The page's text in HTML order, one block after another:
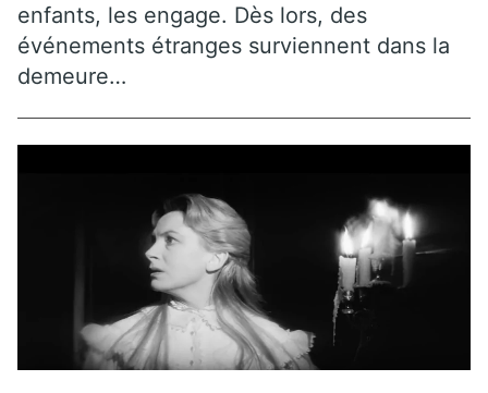
enfants, les engage. Dès lors, des
événements étranges surviennent dans la
demeure…